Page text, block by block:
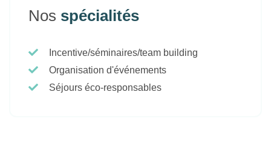
Nos spécialités
Incentive/séminaires/team building
Organisation d'événements
Séjours éco-responsables